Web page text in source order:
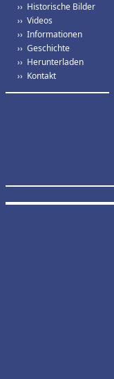
›› Historische Bilder
›› Videos
›› Informationen
›› Geschichte
›› Herunterladen
›› Kontakt